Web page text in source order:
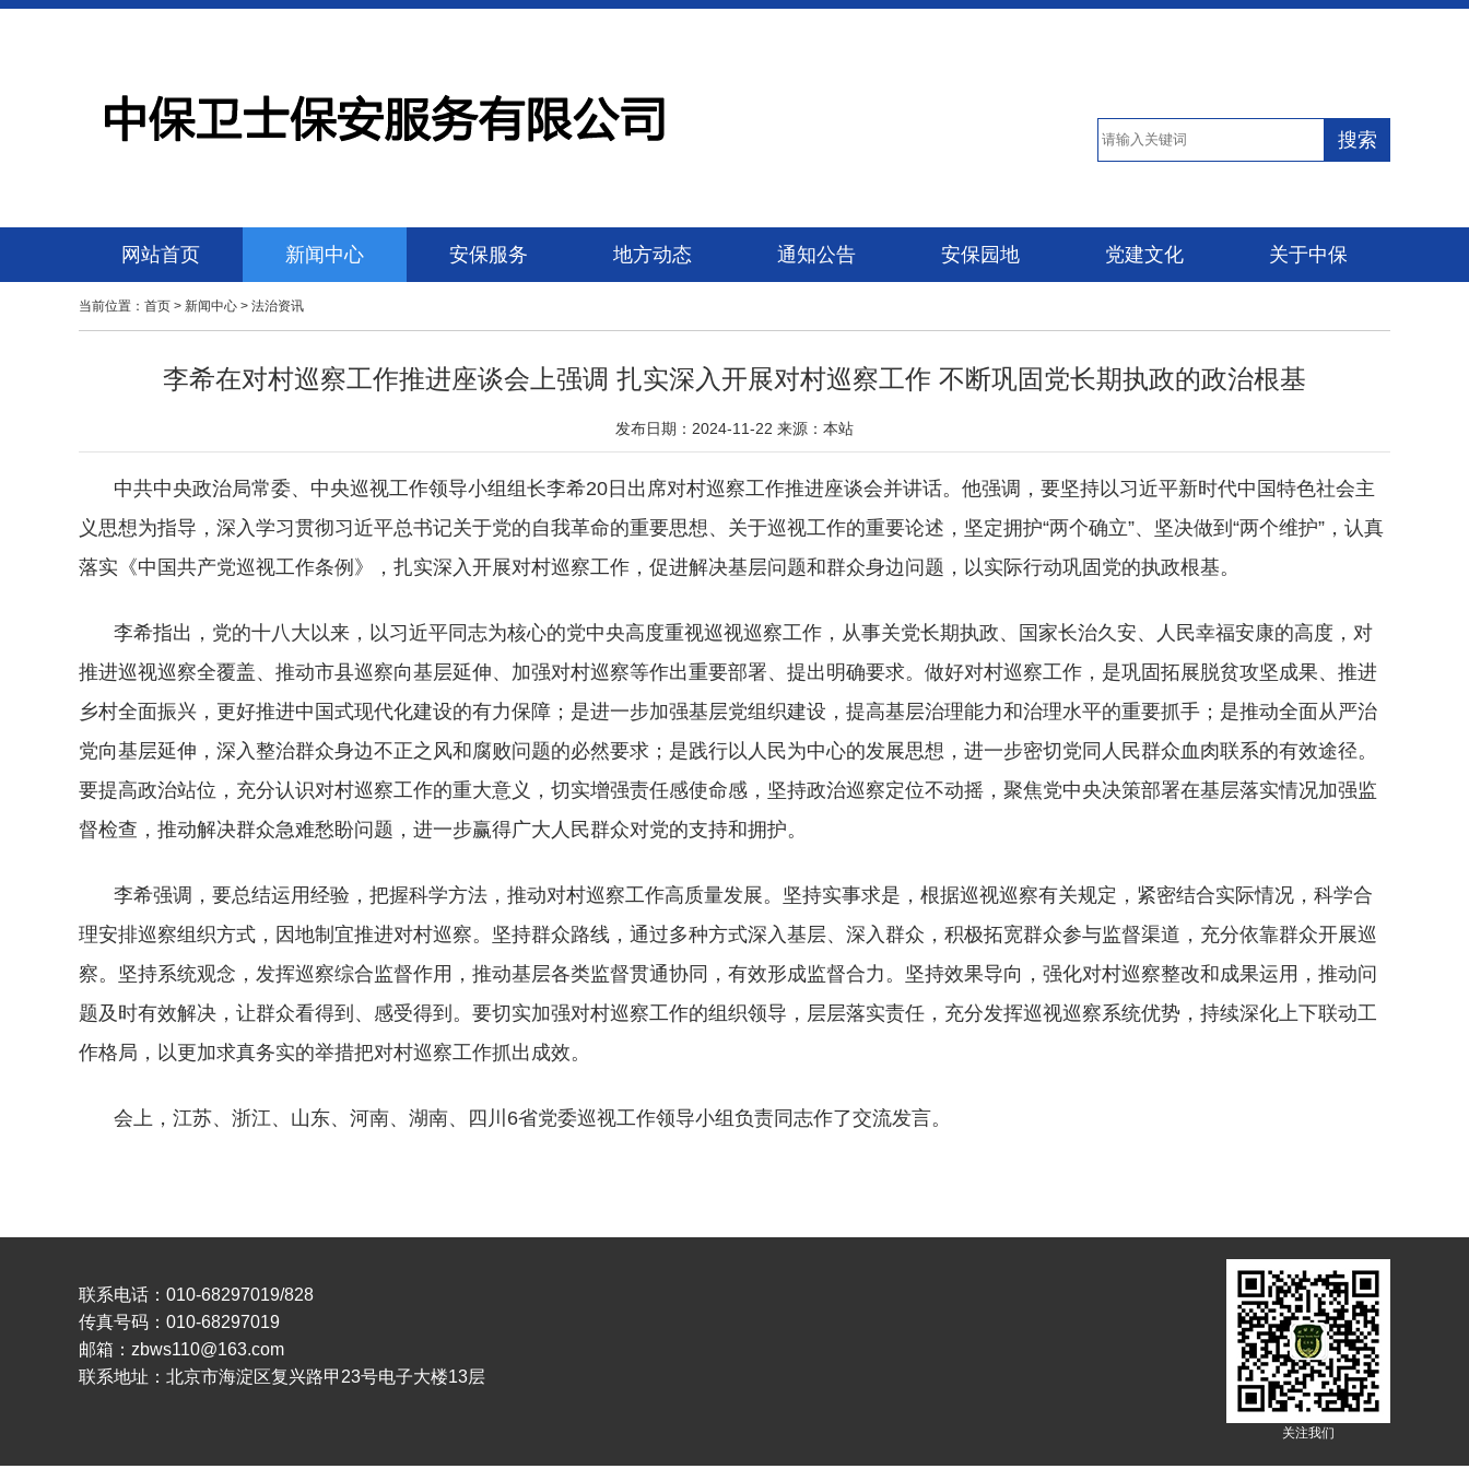
搜索
网站首页 新闻中心 安保服务 地方动态 通知公告 安保园地 党建文化 关于中保
当前位置： 首页 > 新闻中心 > 法治资讯
李希在对村巡察工作推进座谈会上强调 扎实深入开展对村巡察工作 不断巩固党长期执政的政治根基
发布日期：2024-11-22 来源：本站
中共中央政治局常委、中央巡视工作领导小组组长李希20日出席对村巡察工作推进座谈会并讲话。他强调，要坚持以习近平新时代中国特色社会主
义思想为指导，深入学习贯彻习近平总书记关于党的自我革命的重要思想、关于巡视工作的重要论述，坚定拥护“两个确立”、坚决做到“两个维护”，认真
落实《中国共产党巡视工作条例》，扎实深入开展对村巡察工作，促进解决基层问题和群众身边问题，以实际行动巩固党的执政根基。
李希指出，党的十八大以来，以习近平同志为核心的党中央高度重视巡视巡察工作，从事关党长期执政、国家长治久安、人民幸福安康的高度，对
推进巡视巡察全覆盖、推动市县巡察向基层延伸、加强对村巡察等作出重要部署、提出明确要求。做好对村巡察工作，是巩固拓展脱贫攻坚成果、推进
乡村全面振兴，更好推进中国式现代化建设的有力保障；是进一步加强基层党组织建设，提高基层治理能力和治理水平的重要抓手；是推动全面从严治
党向基层延伸，深入整治群众身边不正之风和腐败问题的必然要求；是践行以人民为中心的发展思想，进一步密切党同人民群众血肉联系的有效途径。
要提高政治站位，充分认识对村巡察工作的重大意义，切实增强责任感使命感，坚持政治巡察定位不动摇，聚焦党中央决策部署在基层落实情况加强监
督检查，推动解决群众急难愁盼问题，进一步赢得广大人民群众对党的支持和拥护。
李希强调，要总结运用经验，把握科学方法，推动对村巡察工作高质量发展。坚持实事求是，根据巡视巡察有关规定，紧密结合实际情况，科学合
理安排巡察组织方式，因地制宜推进对村巡察。坚持群众路线，通过多种方式深入基层、深入群众，积极拓宽群众参与监督渠道，充分依靠群众开展巡
察。坚持系统观念，发挥巡察综合监督作用，推动基层各类监督贯通协同，有效形成监督合力。坚持效果导向，强化对村巡察整改和成果运用，推动问
题及时有效解决，让群众看得到、感受得到。要切实加强对村巡察工作的组织领导，层层落实责任，充分发挥巡视巡察系统优势，持续深化上下联动工
作格局，以更加求真务实的举措把对村巡察工作抓出成效。
会上，江苏、浙江、山东、河南、湖南、四川6省党委巡视工作领导小组负责同志作了交流发言。
联系电话：010-68297019/828
传真号码：010-68297019
邮箱：zbws110@163.com
联系地址：北京市海淀区复兴路甲23号电子大楼13层
关注我们